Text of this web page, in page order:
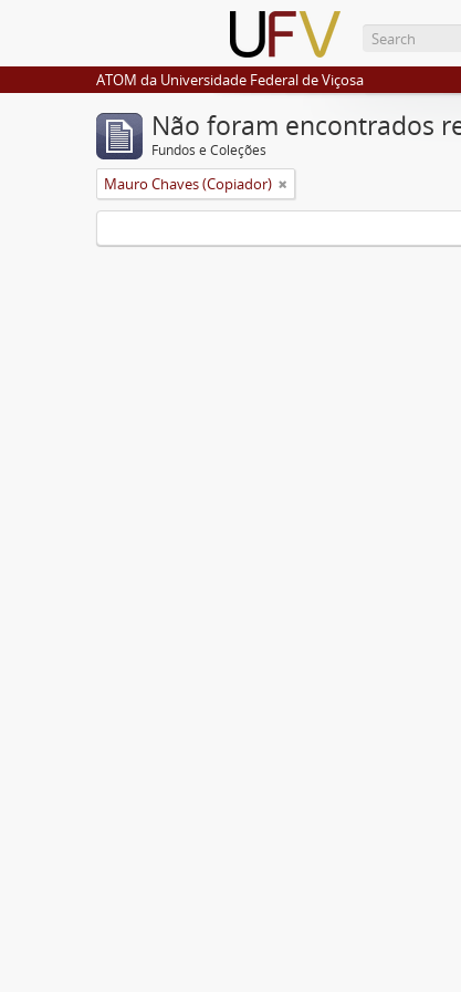
ATOM da Universidade Federal de Viçosa
Não foram encontrados
Fundos e Coleções
Mauro Chaves (Copiador)